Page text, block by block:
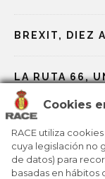
Cookies
RACE utiliza
cuya legislación no
de datos) para
basadas en hábitos
BREXIT, DIEZ
LA RUTA 66,
NOBEL, LOS
LA ONU
PLAGADA DE